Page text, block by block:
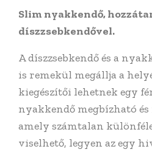
Slim nyakkendő,
díszzsebkendővel.
A díszzsebkendő és a
is remekül megállja a
kiegészítői lehetnek egy
nyakkendő megbízható
amely számtalan
viselhető, legyen az egy